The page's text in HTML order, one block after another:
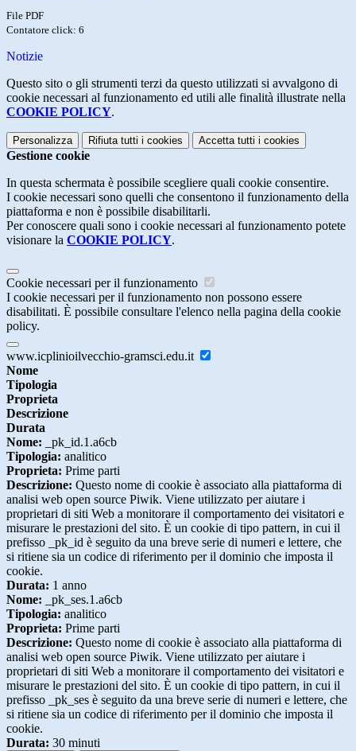
File PDF
Contatore click: 6
Notizie
Questo sito o gli strumenti terzi da questo utilizzati si avvalgono di
cookie necessari al funzionamento ed utili alle finalità illustrate nella
COOKIE POLICY.
Personalizza Rifiuta tutti i cookies Accetta tutti i cookies
Gestione cookie
In questa schermata è possibile scegliere quali cookie consentire.
I cookie necessari sono quelli che consentono il funzionamento della
piattaforma e non è possibile disabilitarli.
Per conoscere quali sono i cookie necessari al funzionamento potete
visionare la COOKIE POLICY.
Cookie necessari per il funzionamento
I cookie necessari per il funzionamento non possono essere
disabilitati. È possibile consultare l'elenco nella pagina della cookie
policy.
www.icplinioilvecchio-gramsci.edu.it
Nome
Tipologia
Proprieta
Descrizione
Durata
Nome: _pk_id.1.a6cb
Tipologia: analitico
Proprieta: Prime parti
Descrizione: Questo nome di cookie è associato alla piattaforma di
analisi web open source Piwik. Viene utilizzato per aiutare i
proprietari di siti Web a monitorare il comportamento dei visitatori e
misurare le prestazioni del sito. È un cookie di tipo pattern, in cui il
prefisso _pk_id è seguito da una breve serie di numeri e lettere, che
si ritiene sia un codice di riferimento per il dominio che imposta il
cookie.
Durata: 1 anno
Nome: _pk_ses.1.a6cb
Tipologia: analitico
Proprieta: Prime parti
Descrizione: Questo nome di cookie è associato alla piattaforma di
analisi web open source Piwik. Viene utilizzato per aiutare i
proprietari di siti Web a monitorare il comportamento dei visitatori e
misurare le prestazioni del sito. È un cookie di tipo pattern, in cui il
prefisso _pk_ses è seguito da una breve serie di numeri e lettere, che
si ritiene sia un codice di riferimento per il dominio che imposta il
cookie.
Durata: 30 minuti